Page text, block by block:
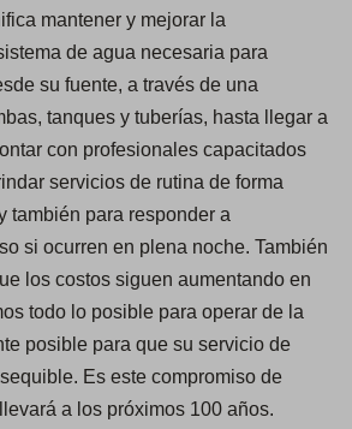
mantener y mejorar la
de agua necesaria para
su fuente, a través de una
tanques y tuberías, hasta llegar a
con profesionales capacitados
servicios de rutina de forma
también para responder a
si ocurren en plena noche. También
los costos siguen aumentando en
todo lo posible para operar de la
posible para que su servicio de
Es este compromiso de
a los próximos 100 años.